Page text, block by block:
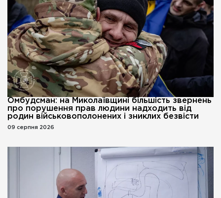
Омбудсман: на Миколаївщині більшість звернень
про порушення прав людини надходить від
родин військовополонених і зниклих безвісти
09 серпня 2026